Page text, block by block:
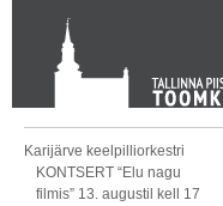
KONTAKT
Toom-Kooli 6, 10130 TALLINN
tallinna.toom@eelk.ee
Karijärve keelpilliorkestri
KONTSERT “Elu nagu
filmis” 13. augustil kell 17